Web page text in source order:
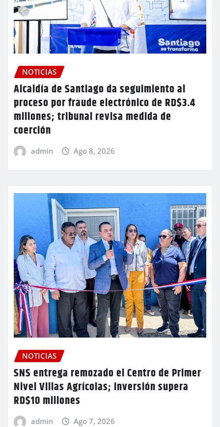
NOTICIAS
Alcaldía de Santiago da seguimiento al
proceso por fraude electrónico de RD$3.4
millones; tribunal revisa medida de
coerción
admin Ago 8, 2026
NOTICIAS
SNS entrega remozado el Centro de Primer
Nivel Villas Agrícolas; inversión supera
RD$10 millones
admin Ago 7, 2026